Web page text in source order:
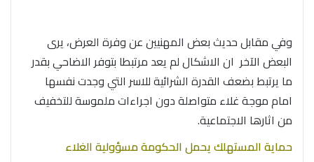
وفي مقابل حديث بعض المهنيين عن وفرة العرض، يرى
البعض الآخر ان الاشكال لم يعد مرتبطا بتوفر الاضاحي بقدر
ما يرتبط بضعف القدرة الشرائية للاسر التي وجدت نفسها
امام موجة غلاء متواصلة دون اجراءات ملموسة للتخفيف
من اثارها الاجتماعية.
حماية المستهلك يحمل الحكومة مسؤولية الغلاء